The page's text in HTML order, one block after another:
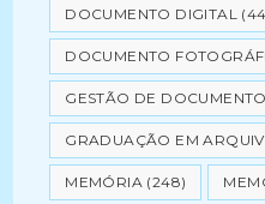
DOCUMENTO DIGITAL
DOCUMENTO
GESTÃO DE
GRADUAÇÃO EM
MEMÓRIA (248)